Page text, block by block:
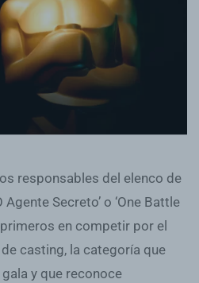
responsables del elenco de
Agente Secreto’ o ‘One Battle
en competir por el
casting, la categoría que
y que reconoce